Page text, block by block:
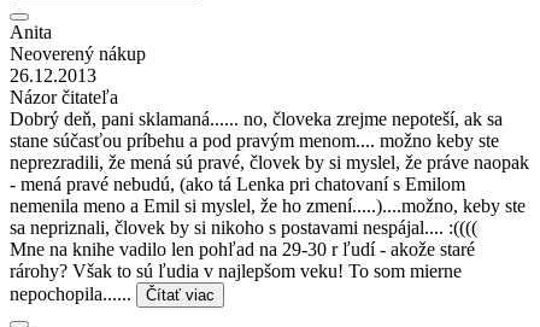
Anita
Neoverený nákup
26.12.2013
Názor čitateľa
Dobrý deň, pani sklamaná...... no, človeka zrejme nepoteší, ak sa
stane súčasťou príbehu a pod pravým menom.... možno keby ste
neprezradili, že mená sú pravé, človek by si myslel, že práve naopak
- mená pravé nebudú, (ako tá Lenka pri chatovaní s Emilom
nemenila meno a Emil si myslel, že ho zmení.....)....možno, keby ste
sa nepriznali, človek by si nikoho s postavami nespájal.... :((((
Mne na knihe vadilo len pohľad na 29-30 r ľudí - akože staré
rárohy? Však to sú ľudia v najlepšom veku! To som mierne
nepochopila......
Čítať viac